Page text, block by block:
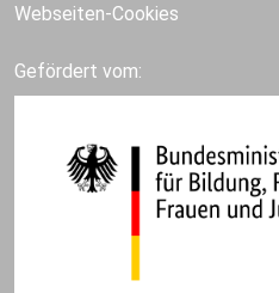
Webseiten-Cookies
Gefördert vom: